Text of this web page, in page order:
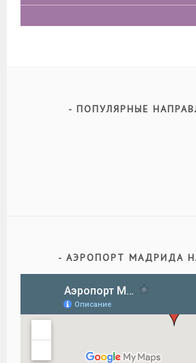
ПОПУЛЯРНЫЕ
АЭРОПОРТ МАДРИДА